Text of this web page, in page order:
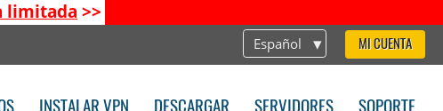
limitada >>
Español MI CUENTA